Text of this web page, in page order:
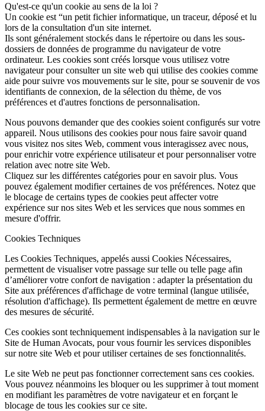
Qu'est-ce qu'un cookie au sens de la loi ?
Un cookie est “un petit fichier informatique, un traceur, déposé et lu
lors de la consultation d'un site internet.
Ils sont généralement stockés dans le répertoire ou dans les sous-
dossiers de données de programme du navigateur de votre
ordinateur. Les cookies sont créés lorsque vous utilisez votre
navigateur pour consulter un site web qui utilise des cookies comme
aide pour suivre vos mouvements sur le site, pour se souvenir de vos
identifiants de connexion, de la sélection du thème, de vos
préférences et d'autres fonctions de personnalisation.
Nous pouvons demander que des cookies soient configurés sur votre
appareil. Nous utilisons des cookies pour nous faire savoir quand
vous visitez nos sites Web, comment vous interagissez avec nous,
pour enrichir votre expérience utilisateur et pour personnaliser votre
relation avec notre site Web.
Cliquez sur les différentes catégories pour en savoir plus. Vous
pouvez également modifier certaines de vos préférences. Notez que
le blocage de certains types de cookies peut affecter votre
expérience sur nos sites Web et les services que nous sommes en
mesure d'offrir.
Cookies Techniques
Les Cookies Techniques, appelés aussi Cookies Nécessaires,
permettent de visualiser votre passage sur telle ou telle page afin
d’améliorer votre confort de navigation : adapter la présentation du
Site aux préférences d'affichage de votre terminal (langue utilisée,
résolution d'affichage). Ils permettent également de mettre en œuvre
des mesures de sécurité.
Ces cookies sont techniquement indispensables à la navigation sur le
Site de Human Avocats, pour vous fournir les services disponibles
sur notre site Web et pour utiliser certaines de ses fonctionnalités.
Le site Web ne peut pas fonctionner correctement sans ces cookies.
Vous pouvez néanmoins les bloquer ou les supprimer à tout moment
en modifiant les paramètres de votre navigateur et en forçant le
blocage de tous les cookies sur ce site.